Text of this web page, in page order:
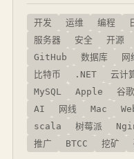
开发 运维 编程
服务器
安全 开源
GitHub
数据库 网
比特币
.NET 云计
MySQL
Apple 谷歌
AI
网线 Mac
scala
树莓派
推广
BTCC 挖矿